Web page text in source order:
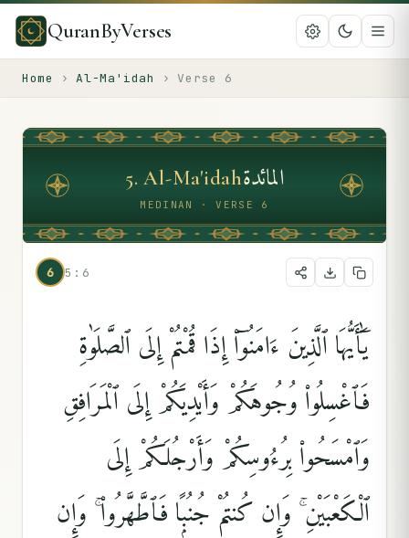
QuranByVerses
Home › Al-Ma'idah › Verse 6
5.Al-Ma'idahالمائدة
MEDINAN · VERSE 6
6 5:6
يَٰٓأَيُّهَا ٱلَّذِينَ ءَامَنُوٓا۟ إِذَا قُمْتُمْ إِلَى ٱلصَّلَوٰةِ
فَٱغْسِلُوا۟ وُجُوهَكُمْ وَأَيْدِيَكُمْ إِلَى ٱلْمَرَافِقِ
وَٱمْسَحُوا۟ بِرُءُوسِكُمْ وَأَرْجُلَكُمْ إِلَى
ٱلْكَعْبَيْنِ ۚ وَإِن كُنتُمْ جُنُبًۭا فَٱطَّهَّرُوا۟ ۚ وَإِن